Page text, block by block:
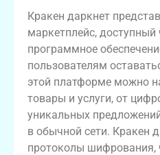
Кракен даркнет
маркетплейс, доступный
программное
пользователям
этой платформе можно
товары и услуги, от
уникальных
в обычной сети. Кракен
протоколы шифрования,